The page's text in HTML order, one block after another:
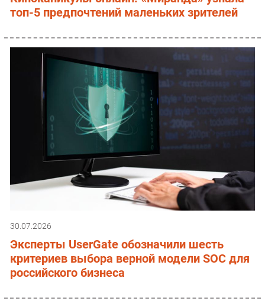
топ-5 предпочтений маленьких зрителей
30.07.2026
Эксперты UserGate обозначили шесть
критериев выбора верной модели SOC для
российского бизнеса